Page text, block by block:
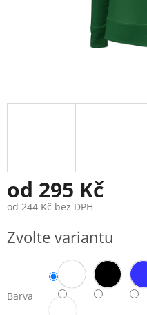
od 295 Kč
od 244 Kč bez DPH
cena:
Zvolte variantu
Barva